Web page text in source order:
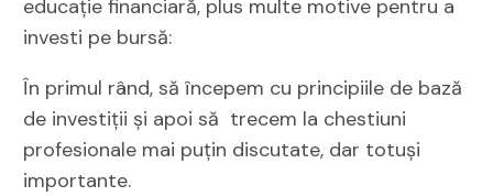
educație financiară, plus multe motive pentru a
investi pe bursă:
În primul rând, să începem cu principiile de bază
de investiții și apoi să trecem la chestiuni
profesionale mai puțin discutate, dar totuși
importante.